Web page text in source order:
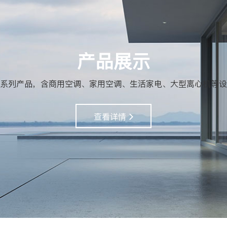
产品展示
列产品，含商用空调、家用空调、生活家电、大型离心机等
查看详情